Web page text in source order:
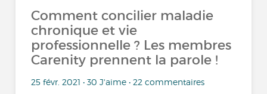
Comment concilier maladie
chronique et vie
professionnelle ? Les membres
Carenity prennent la parole !
25 févr. 2021 • 30 J'aime • 22 commentaires